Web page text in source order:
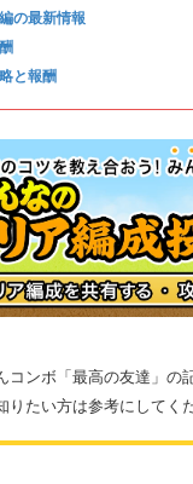
の最新情報
と報酬
ンボ「最高の友達」の
たい方は参考にしてくだ